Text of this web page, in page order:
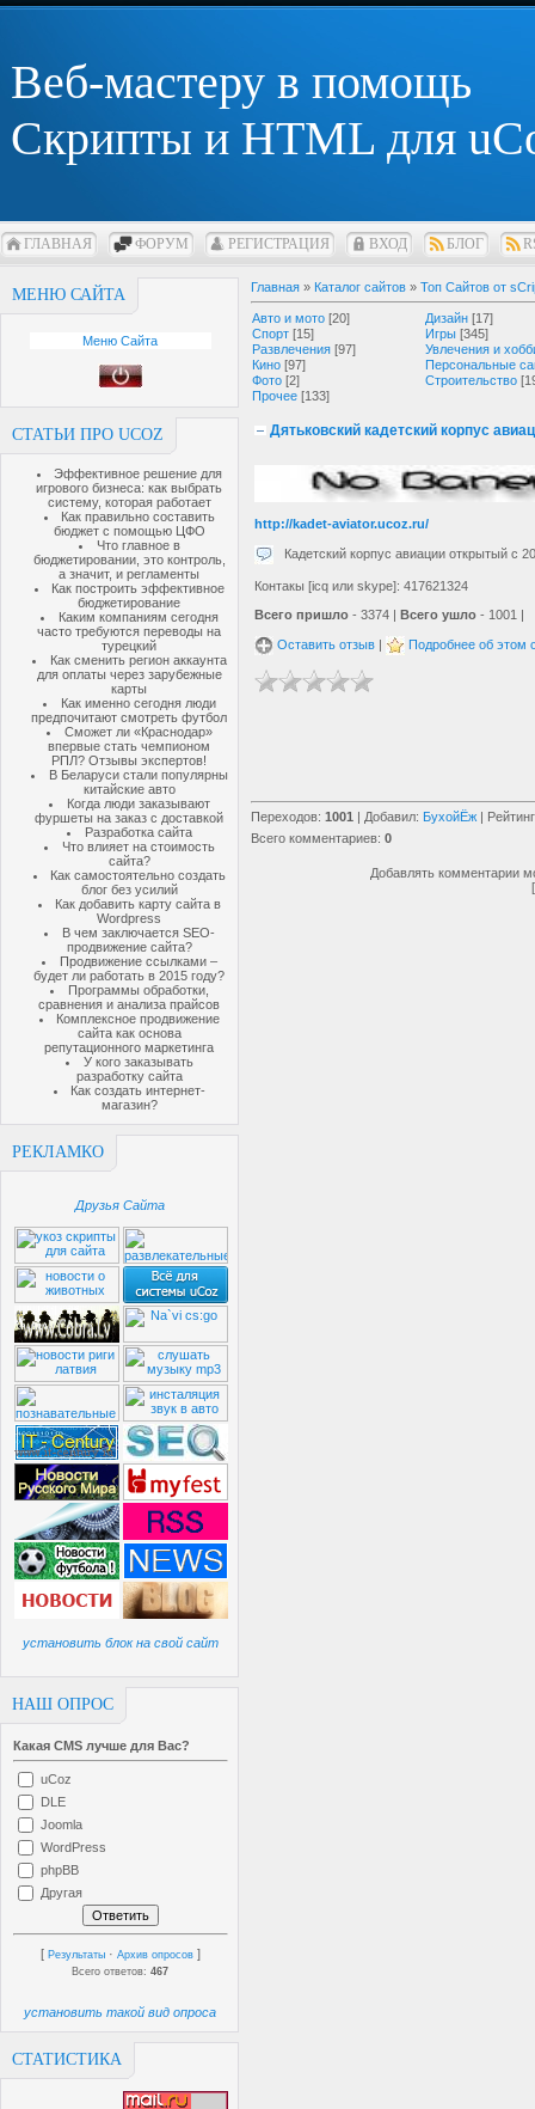
Веб-мастеру в помощь
Скрипты и HTML для
ГЛАВНАЯ ФОРУМ РЕГИСТРАЦИЯ ВХОД БЛОГ
МЕНЮ САЙТА
Меню Сайта
СТАТЬИ ПРО UCOZ
Эффективное решение для
игрового бизнеса: как выбрать
систему, которая работает
Как правильно составить
бюджет с помощью ЦФО
Что главное в
бюджетировании, это контроль,
а значит, и регламенты
Как построить эффективное
бюджетирование
Каким компаниям сегодня
часто требуются переводы на
турецкий
Как сменить регион аккаунта
для оплаты через зарубежные
карты
Как именно сегодня люди
предпочитают смотреть футбол
Сможет ли «Краснодар»
впервые стать чемпионом
РПЛ? Отзывы экспертов!
В Беларуси стали популярны
китайские авто
Когда люди заказывают
фуршеты на заказ с доставкой
Разработка сайта
Что влияет на стоимость
сайта?
Как самостоятельно создать
блог без усилий
Как добавить карту сайта в
Wordpress
В чем заключается SEO-
продвижение сайта?
Продвижение ссылками –
будет ли работать в 2015 году?
Программы обработки,
сравнения и анализа прайсов
Комплексное продвижение
сайта как основа
репутационного маркетинга
У кого заказывать
разработку сайта
Как создать интернет-
магазин?
РЕКЛАМКО
Друзья Сайта
установить блок на свой сайт
НАШ ОПРОС
Какая CMS лучше для Вас?
uCoz
DLE
Joomla
WordPress
phpBB
Другая
[ Результаты · Архив опросов ]
Всего ответов:467
установить такой вид опроса
СТАТИСТИКА
Главная » Каталог сайтов » Топ Сайтов от
Авто и мото [20] Дизайн [17]
Спорт [15] Игры [345]
Развлечения [97]
Увлечения и
Кино [97]
Персональные
Фото [2] Строительство
Прочее [133]
Дятьковский кадетский корпус
http://kadet-aviator.ucoz.ru/
Кадетский корпус авиации открытый с
Контакы [icq или skype]: 417621324
Всего пришло - 3374 | Всего ушло - 1001 |
Оставить отзыв | Подробнее об этом
Переходов: 1001 | Добавил: БухойЁж | Рейтинг
Всего комментариев: 0
Добавлять комментарии